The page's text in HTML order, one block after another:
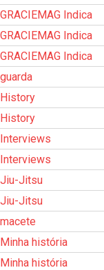
GRACIEMAG Indica
GRACIEMAG Indica
GRACIEMAG Indica
guarda
History
History
Interviews
Interviews
Jiu-Jitsu
Jiu-Jitsu
macete
Minha história
Minha história